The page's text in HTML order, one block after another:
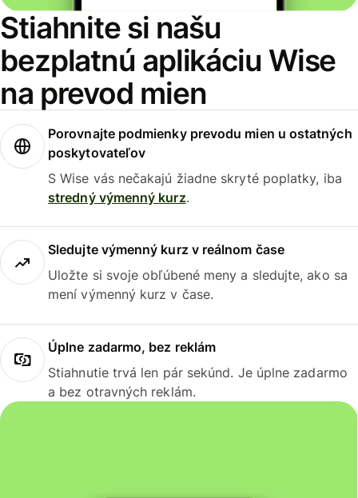
Stiahnite si našu
bezplatnú aplikáciu Wise
na prevod mien
Porovnajte podmienky prevodu mien u ostatných
poskytovateľov
S Wise vás nečakajú žiadne skryté poplatky, iba
stredný výmenný kurz.
Sledujte výmenný kurz v reálnom čase
Uložte si svoje obľúbené meny a sledujte, ako sa
mení výmenný kurz v čase.
Úplne zadarmo, bez reklám
Stiahnutie trvá len pár sekúnd. Je úplne zadarmo
a bez otravných reklám.